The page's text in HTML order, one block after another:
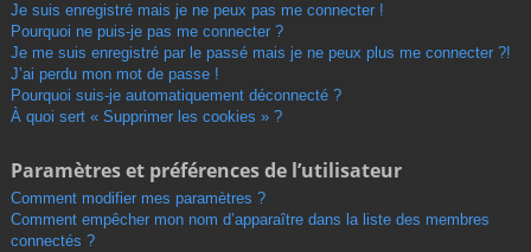
Je suis enregistré mais je ne peux pas me connecter !
Pourquoi ne puis-je pas me connecter ?
Je me suis enregistré par le passé mais je ne peux plus me connecter ?!
J’ai perdu mon mot de passe !
Pourquoi suis-je automatiquement déconnecté ?
À quoi sert « Supprimer les cookies » ?
Paramètres et préférences de l’utilisateur
Comment modifier mes paramètres ?
Comment empêcher mon nom d’apparaître dans la liste des membres
connectés ?